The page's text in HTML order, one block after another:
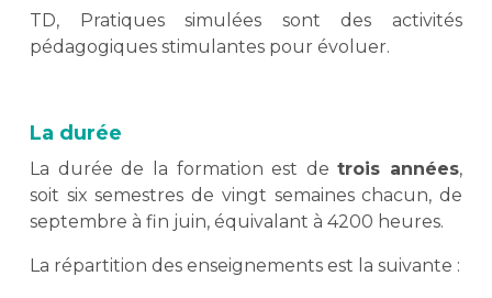
TD, Pratiques simulées sont des activités
pédagogiques stimulantes pour évoluer.
La durée
La durée de la formation est detrois années,
soit six semestres de vingt semaines chacun, de
septembre à fin juin, équivalant à 4200 heures.
La répartition des enseignements est la suivante :